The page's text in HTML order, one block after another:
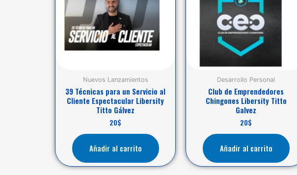
Nuevos Lanzamientos
39 Técnicas para un Servicio al
Cliente Espectacular Libersity
Titto Gálvez
20$
Añadir al carrito
Desarrollo Personal
Club de Emprendedores
Chingones Libersity Titto
Galvez
20$
Añadir al carrito